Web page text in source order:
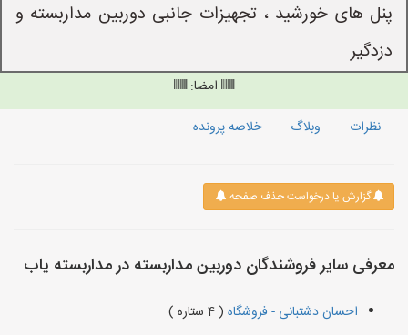
پنل های خورشید ، تجهیزات جانبی دوربین مداربسته و
دزدگیر
امضا:
نظرات
وبلاگ خلاصه پرونده
گزارش یا درخواست حذف صفحه
معرفی سایر فروشندگان دوربین مداربسته در مداربسته یاب
احسان دشتبانی - فروشگاه ( 4 ستاره )